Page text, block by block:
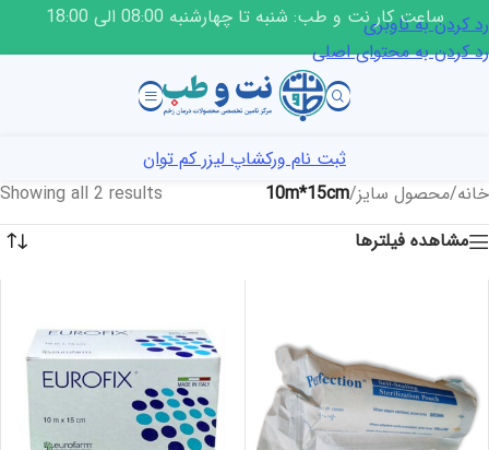
رد کردن به ناوبری
رد کردن به محتوای اصلی
ساعت کار نت و طب: شنبه تا چهارشنبه 08:00 الی 18:00
ثبت نام ورکشاپ لیزر کم توان
خانه/محصول سایز/
10m*15cm
Showing all 2 results
مشاهده فیلترها